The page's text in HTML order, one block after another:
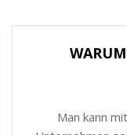
Man kann